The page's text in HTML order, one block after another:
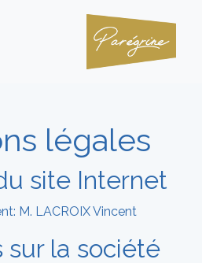
légales
site Internet
M. LACROIX Vincent
sur la société